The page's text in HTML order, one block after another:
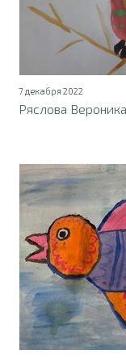
7 декабря 2022
Ряслова Вероника